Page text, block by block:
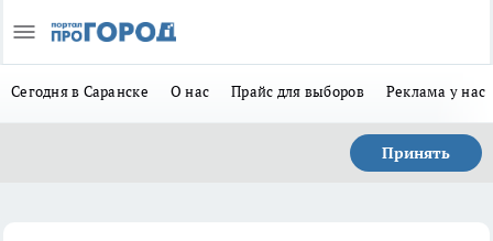
Сегодня в Саранске О нас Прайс для выборов Реклама у нас
Принять